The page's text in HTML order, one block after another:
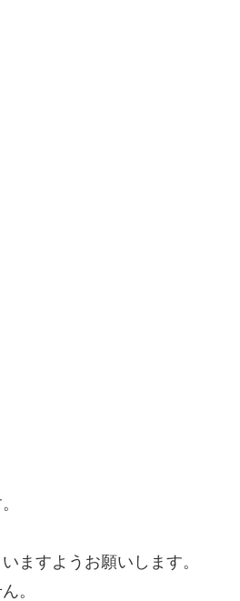
ますようお願いします。
。